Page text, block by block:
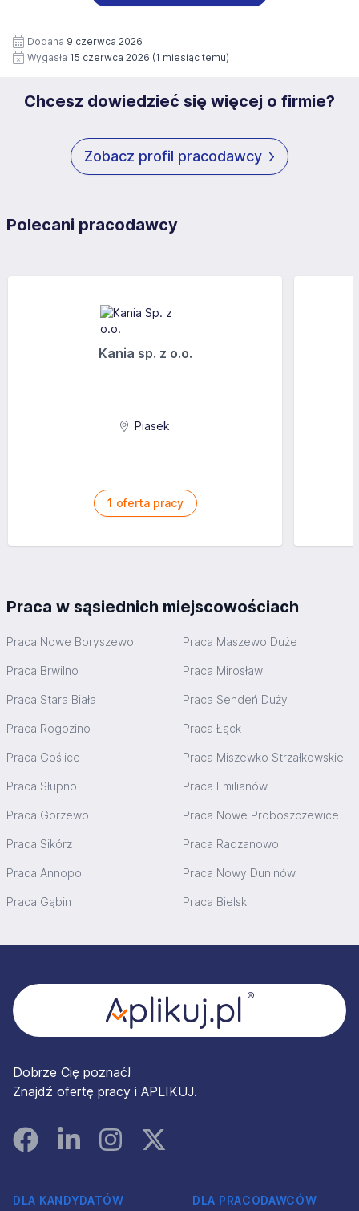
siedziby administratora.
https://www.workprofit.pl/klauzula-informacyjna.html
wizerunku), na potrzeby przyszłych rekrutacji przez okres
12 miesięcy. Zgoda jest dobrowolna i może być w każdym
czasie wycofana.
Dodana 9 czerwca 2026
Wygasła 15 czerwca 2026 (1 miesiąc temu)
Chcesz dowiedzieć się więcej o firmie?
Zobacz profil pracodawcy
Polecani pracodawcy
Kania sp. z o.o.
Piasek
1 oferta pracy
Praca w sąsiednich miejscowościach
Praca Nowe Boryszewo Praca Maszewo Duże
Praca Brwilno Praca Mirosław
Praca Stara Biała Praca Sendeń Duży
Praca Rogozino Praca Łąck
Praca Goślice Praca Miszewko Strzałkowskie
Praca Słupno Praca Emilianów
Praca Gorzewo Praca Nowe Proboszczewice
Praca Sikórz Praca Radzanowo
Praca Annopol Praca Nowy Duninów
Praca Gąbin Praca Bielsk
Dobrze Cię poznać!
Znajdź ofertę pracy i APLIKUJ.
FacebookLinked InInstagramInstagram
DLA KANDYDATÓW DLA PRACODAWCÓW